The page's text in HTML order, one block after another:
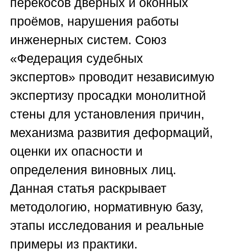
проёмов, нарушения работы
инженерных систем. Союз
«Федерация судебных
экспертов» проводит независимую
экспертизу просадки монолитной
стены для установления причин,
механизма развития деформаций,
оценки их опасности и
определения виновных лиц.
Данная статья раскрывает
методологию, нормативную базу,
этапы исследования и реальные
примеры из практики.